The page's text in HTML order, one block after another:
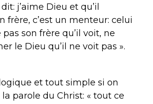
j’aime Dieu et qu’il
frère, c’est un menteur: celui
pas son frère qu’il voit, ne
le Dieu qu’il ne voit pas ».
et tout simple si on
parole du Christ: « tout ce